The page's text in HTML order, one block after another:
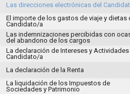
Las direcciones electrónicas del
El importe de los gastos de viaje y dietas
Candidato/a
Las indemnizaciones percibidas con
del abandono de los cargos
La declaración de Intereses y
Candidato/a
La declaración de la Renta
La liquidación de los Impuestos de
Sociedades y Patrimonio